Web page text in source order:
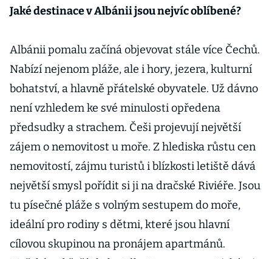
Jaké destinace v Albánii jsou nejvíc oblíbené?
Albánii pomalu začíná objevovat stále více Čechů.
Nabízí nejenom pláže, ale i hory, jezera, kulturní
bohatství, a hlavně přátelské obyvatele. Už dávno
není vzhledem ke své minulosti opředena
předsudky a strachem. Češi projevují největší
zájem o nemovitost u moře. Z hlediska růstu cen
nemovitostí, zájmu turistů i blízkosti letiště dává
největší smysl pořídit si ji na dračské Riviéře. Jsou
tu písečné pláže s volným sestupem do moře,
ideální pro rodiny s dětmi, které jsou hlavní
cílovou skupinou na pronájem apartmánů.